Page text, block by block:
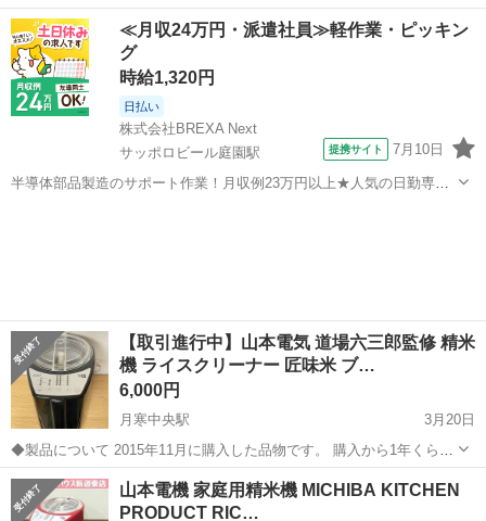
りがとうございます。 こちらの品物は、中古品です。 事前にご相談頂
ければ、店頭にて現物確認可能です。 また、トラック一時間無料貸
出...
北海道 北見市 キッチン家電 サイト
≪月収24万円・派遣社員≫軽作業・ピッキン
グ
時給1,320円
日払い
株式会社BREXA Next
サッポロビール庭園駅
提携サイト 7月10日
半導体部品製造のサポート作業！月収例23万円以上★人気の日勤専属
【取引進行中】山本電気 道場六三郎監修 精米
機 ライスクリーナー 匠味米 ブ…
6,000円
月寒中央駅
3月20日
◆製品について 2015年11月に購入した品物です。 購入から1年くらい
は、月に2～3回のペースで使用していました。 それ以降は、年に1回
使用するかしないかくらいでした。 動作確認と簡単な清掃は完了して
い...
北海道 札幌市 月寒中央駅 キッチン家電
山本電機 家庭用精米機 MICHIBA KITCHEN
PRODUCT RIC…